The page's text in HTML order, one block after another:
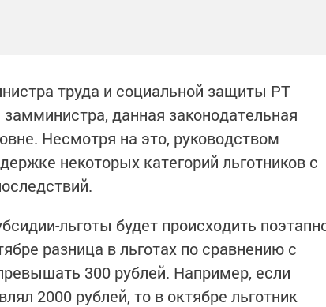
труда и социальной защиты РТ
данная законодательная
Несмотря на это, руководством
некоторых категорий льготников с
льготы будет происходить
разница в льготах по сравнению с
300 рублей. Например, если
2000 рублей, то в октябре льготник